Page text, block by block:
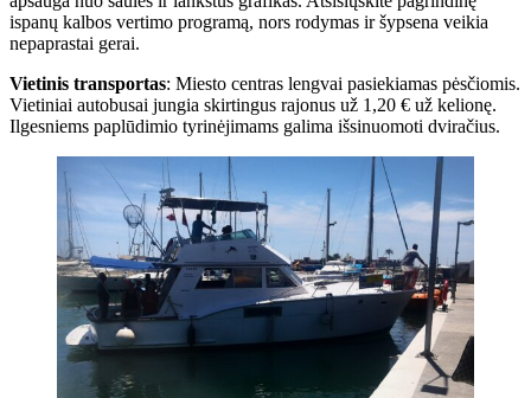
ispanų kalbos vertimo programą, nors rodymas ir šypsena veikia
nepaprastai gerai.
Vietinis transportas: Miesto centras lengvai pasiekiamas pėsčiomis.
Vietiniai autobusai jungia skirtingus rajonus už 1,20 € už kelionę.
Ilgesniems paplūdimio tyrinėjimams galima išsinuomoti dviračius.